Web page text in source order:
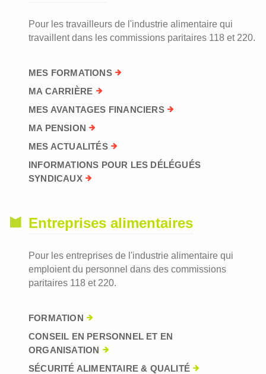
Pour les travailleurs de l'industrie alimentaire qui
travaillent dans les commissions paritaires 118 et 220.
MES FORMATIONS
MA CARRIÈRE
MES AVANTAGES FINANCIERS
MA PENSION
MES ACTUALITÉS
INFORMATIONS POUR LES DÉLÉGUÉS
SYNDICAUX
Entreprises alimentaires
Pour les entreprises de l'industrie alimentaire qui
emploient du personnel dans des commissions
paritaires 118 et 220.
FORMATION
CONSEIL EN PERSONNEL ET EN
ORGANISATION
SÉCURITÉ ALIMENTAIRE & QUALITÉ